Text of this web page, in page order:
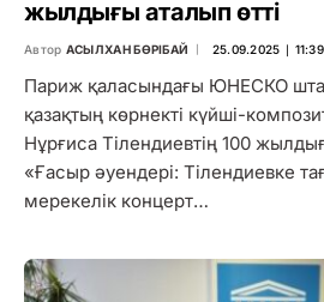
жылдығы аталып өтті
Автор АСЫЛХАН БӨРІБАЙ 25.09.2025 ∣ 11:39
Париж қаласындағы ЮНЕСКО
қазақтың көрнекті күйші-
Нұрғиса Тілендиевтің 100
«Ғасыр әуендері: Тілендиевке
мерекелік концерт…